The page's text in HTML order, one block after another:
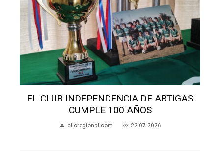
EL CLUB INDEPENDENCIA DE ARTIGAS
CUMPLE 100 AÑOS
clicregional.com 22.07.2026